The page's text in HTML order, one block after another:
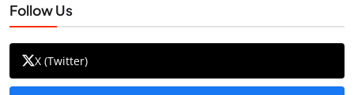
Follow Us
X (Twitter)